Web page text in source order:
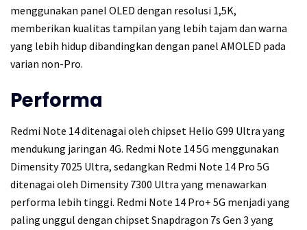
menggunakan panel OLED dengan resolusi 1,5K,
memberikan kualitas tampilan yang lebih tajam dan warna
yang lebih hidup dibandingkan dengan panel AMOLED pada
varian non-Pro.
Performa
Redmi Note 14 ditenagai oleh chipset Helio G99 Ultra yang
mendukung jaringan 4G. Redmi Note 14 5G menggunakan
Dimensity 7025 Ultra, sedangkan Redmi Note 14 Pro 5G
ditenagai oleh Dimensity 7300 Ultra yang menawarkan
performa lebih tinggi. Redmi Note 14 Pro+ 5G menjadi yang
paling unggul dengan chipset Snapdragon 7s Gen 3 yang